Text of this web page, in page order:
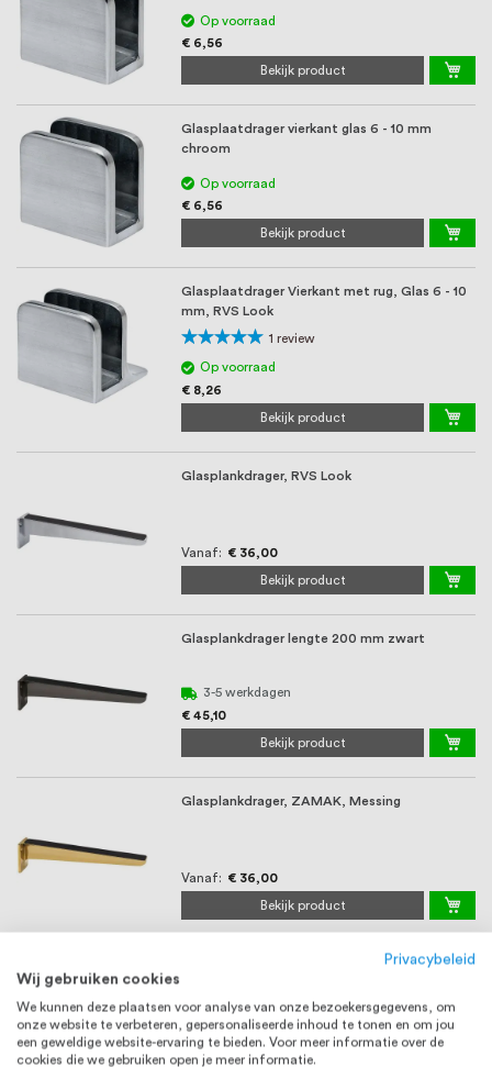
Op voorraad
€ 6,56
Bekijk product
Glasplaatdrager vierkant glas 6 - 10 mm
chroom
Op voorraad
€ 6,56
Bekijk product
Glasplaatdrager Vierkant met rug, Glas 6 - 10
mm, RVS Look
Waardering:
100%
1 review
Op voorraad
€ 8,26
Bekijk product
Glasplankdrager, RVS Look
Vanaf € 36,00
Bekijk product
Glasplankdrager lengte 200 mm zwart
3-5 werkdagen
€ 45,10
Bekijk product
Glasplankdrager, ZAMAK, Messing
Vanaf € 36,00
Bekijk product
Glasplankdrager voor buis, Lengte 200 mm,
Vanaf € 36,00
Bekijk product
Privacybeleid
Wij gebruiken cookies
We kunnen deze plaatsen voor analyse van onze bezoekersgegevens, om
onze website te verbeteren, gepersonaliseerde inhoud te tonen en om jou
een geweldige website-ervaring te bieden. Voor meer informatie over de
cookies die we gebruiken open je meer informatie.